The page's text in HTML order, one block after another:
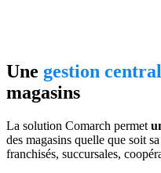
Une gestion
magasins
La solution Comarch permet
des magasins quelle que soit
franchisés, succursales,